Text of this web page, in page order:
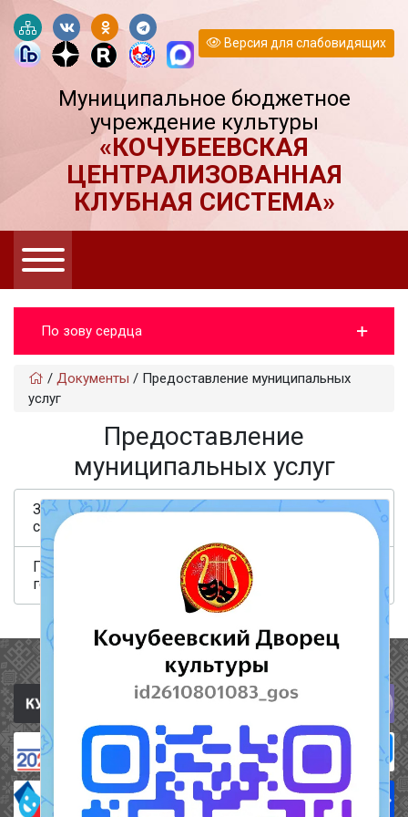
Версия для слабовидящих
Муниципальное бюджетное
учреждение культуры
«КОЧУБЕЕВСКАЯ
ЦЕНТРАЛИЗОВАННАЯ
КЛУБНАЯ СИСТЕМА»
По зову сердца
/ Документы / Предоставление муниципальных
услуг
Предоставление
муниципальных услуг
ЗАЯВЛЕНИЕ о предоставлении мер
социальной поддержки по оплате жилья, ...
09.08.2023
Постановление № 916 от 1 августа 2023
года
Полезные ссылки